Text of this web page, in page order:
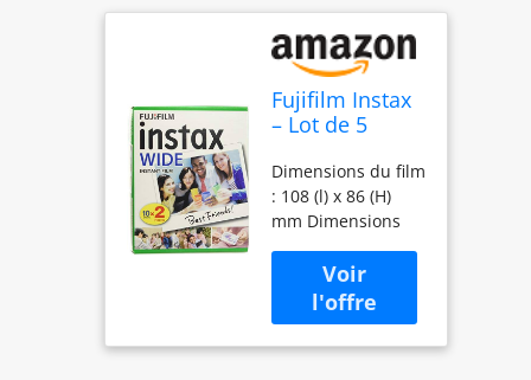
Fujifilm Instax
– Lot de 5
pellicules (100
photos format
large) pour Fuji
Instax 210
Dimensions du film
: 108 (l) x 86 (H)
mm Dimensions
62 (H) mm
Quantité: 20 pièces